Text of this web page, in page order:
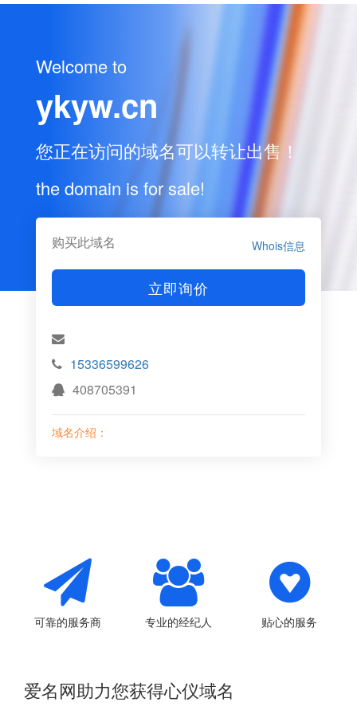
Welcome to
ykyw.cn
您正在访问的域名可以转让出售！
the domain is for sale!
购买此域名 Whois信息
立即询价
15336599626
408705391
域名介绍：
可靠的服务商 专业的经纪人 贴心的服务
爱名网助力您获得心仪域名